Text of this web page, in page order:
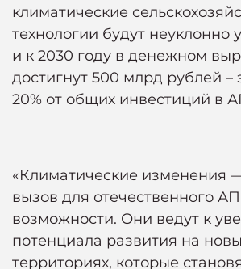
климатические
технологии будут неуклонно
и к 2030 году в денежном
достигнут 500 млрд рублей –
20% от общих инвестиций в
«Климатические изменения
вызов для отечественного
возможности. Они ведут к
потенциала развития на
территориях, которые